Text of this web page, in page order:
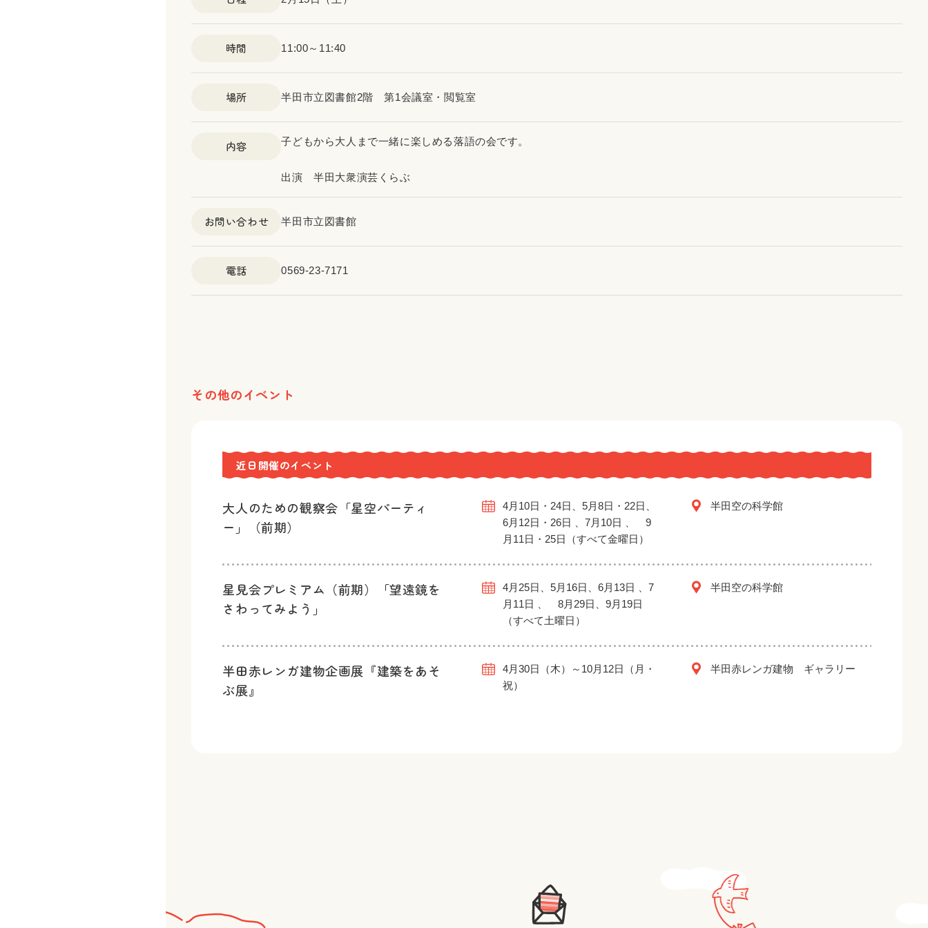
時間 11:00～11:40
場所 半田市立図書館2階 第1会議室・閲覧室
内容 子どもから大人まで一緒に楽しめる落語の会です。
出演 半田大衆演芸くらぶ
お問い合わせ 半田市立図書館
電話 0569-23-7171
その他のイベント
近日開催のイベント
大人のための観察会「星空パーティ
ー」（前期）
4月10日・24日、5月8日・22日、
6月12日・26日 、7月10日 、 9
月11日・25日（すべて金曜日）
半田空の科学館
星見会プレミアム（前期）「望遠鏡を
さわってみよう」
4月25日、5月16日、6月13日 、7
月11日 、 8月29日、9月19日
（すべて土曜日）
半田空の科学館
半田赤レンガ建物企画展『建築をあそ
ぶ展』
4月30日（木）～10月12日（月・
祝）
半田赤レンガ建物 ギャラリー